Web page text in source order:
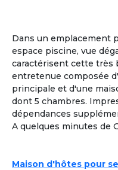
Dans un emplacement
espace piscine, vue
caractérisent cette très
entretenue composée
principale et d'une
dont 5 chambres.
dépendances
A quelques minutes de
Maison d'hôtes pour
Sylvia